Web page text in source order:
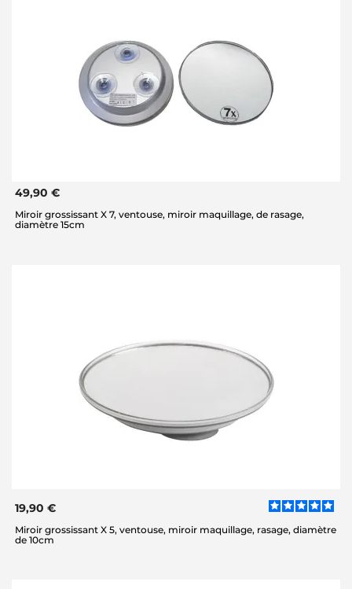
49,90 €
Miroir grossissant X 7, ventouse, miroir maquillage, de rasage,
diamètre 15cm
19,90 €
Miroir grossissant X 5, ventouse, miroir maquillage, rasage, diamètre
de 10cm